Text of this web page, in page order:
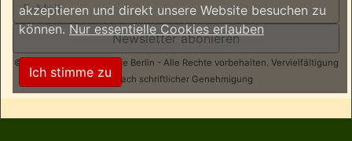
Newsletter abonieren
© 2026 ReggaeInBerlin.de Berlin - Alle Rechte vorbehalten. Vervielfältigung
nur nach schriftlicher Genehmigung
akzeptieren und direkt unsere Website besuchen zu
können.Nur essentielle Cookies erlauben
Ich stimme zu